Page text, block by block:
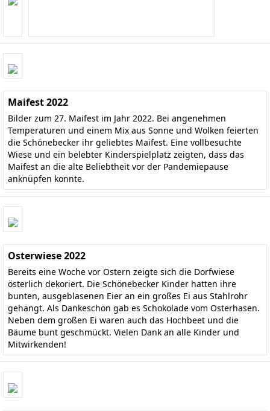
Maifest 2022
Bilder zum 27. Maifest im Jahr 2022. Bei angenehmen
Temperaturen und einem Mix aus Sonne und Wolken feierten
die Schönebecker ihr geliebtes Maifest. Eine vollbesuchte
Wiese und ein belebter Kinderspielplatz zeigten, dass das
Maifest an die alte Beliebtheit vor der Pandemiepause
anknüpfen konnte.
Osterwiese 2022
Bereits eine Woche vor Ostern zeigte sich die Dorfwiese
österlich dekoriert. Die Schönebecker Kinder hatten ihre
bunten, ausgeblasenen Eier an ein großes Ei aus Stahlrohr
gehängt. Als Dankeschön gab es Schokolade vom Osterhasen.
Neben dem großen Ei waren auch das Hochbeet und die
Bäume bunt geschmückt. Vielen Dank an alle Kinder und
Mitwirkenden!